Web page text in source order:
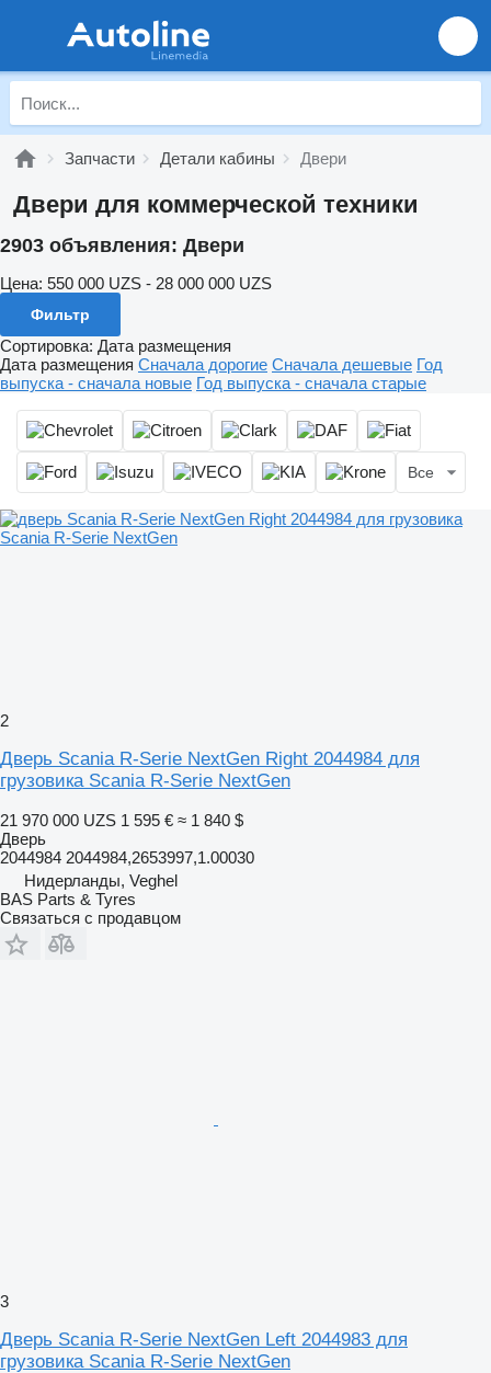
Запчасти Детали кабины Двери
Двери для коммерческой техники
2903 объявления: Двери
Цена: 550 000 UZS - 28 000 000 UZS
Фильтр
Сортировка: Дата размещения
Дата размещения Сначала дорогие Сначала дешевые Год
выпуска - сначала новые Год выпуска - сначала старые
Все
2
Дверь Scania R-Serie NextGen Right 2044984 для
грузовика Scania R-Serie NextGen
21 970 000 UZS 1 595 € ≈ 1 840 $
Дверь
2044984 2044984,2653997,1.00030
Нидерланды, Veghel
BAS Parts & Tyres
Связаться с продавцом
3
Дверь Scania R-Serie NextGen Left 2044983 для
грузовика Scania R-Serie NextGen